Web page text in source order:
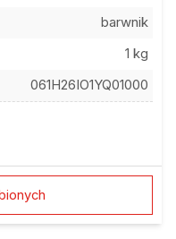
barwnik
1 kg
061H26IO1YQ01000